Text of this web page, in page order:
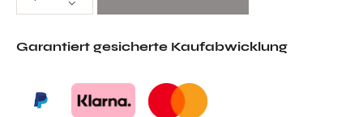
Garantiert gesicherte Kaufabwicklung